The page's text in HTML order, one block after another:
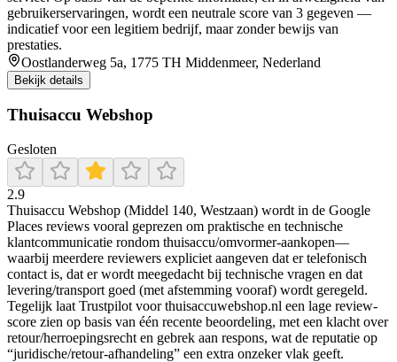
gebruikerservaringen, wordt een neutrale score van 3 gegeven —
indicatief voor een legitiem bedrijf, maar zonder bewijs van
prestaties.
Oostlanderweg 5a, 1775 TH Middenmeer, Nederland
Bekijk details
Thuisaccu Webshop
Gesloten
2.9
Thuisaccu Webshop (Middel 140, Westzaan) wordt in de Google
Places reviews vooral geprezen om praktische en technische
klantcommunicatie rondom thuisaccu/omvormer-aankopen—
waarbij meerdere reviewers expliciet aangeven dat er telefonisch
contact is, dat er wordt meegedacht bij technische vragen en dat
levering/transport goed (met afstemming vooraf) wordt geregeld.
Tegelijk laat Trustpilot voor thuisaccuwebshop.nl een lage review-
score zien op basis van één recente beoordeling, met een klacht over
retour/herroepingsrecht en gebrek aan respons, wat de reputatie op
“juridische/retour-afhandeling” een extra onzeker vlak geeft.